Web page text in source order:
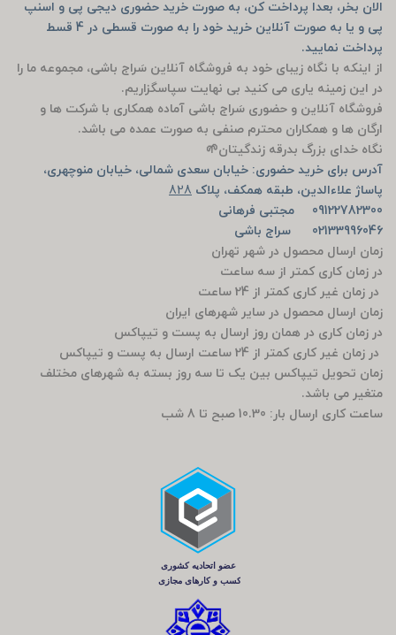
الان بخر، بعدا پرداخت کن، به صورت خرید حضوری دیجی پی و اسنپ
پی و یا به صورت آنلاین خرید خود را به صورت قسطی در 4 قسط
پرداخت نمایید.
از اینکه با نگاه زیبای خود به فروشگاه آنلاین سَراج باشی، مجموعه ما را
در این زمینه یاری می کنید بی نهایت سپاسگزاریم.
فروشگاه آنلاین و حضوری سَراج باشی آماده همکاری با شرکت ها و
ارگان ها و همکاران محترم صنفی به صورت عمده می باشد.
نگاه خدای بزرگ بدرقه زندگیتان🌱
آدرس برای خرید حضوری: خیابان سعدی شمالی، خیابان منوچهری،
پاساژ علاءالدین، طبقه همکف، پلاک 828
09122782300 مجتبی فرهانی
02133996046 سراج باشی
زمان ارسال محصول در شهر تهران
در زمان کاری کمتر از سه ساعت
در زمان غیر کاری کمتر از 24 ساعت
زمان ارسال محصول در سایر شهرهای ایران
در زمان کاری در همان روز ارسال به پست و تیپاکس
در زمان غیر کاری کمتر از 24 ساعت ارسال به پست و تیپاکس
زمان تحویل تیپاکس بین یک تا سه روز بسته به شهرهای مختلف
متغیر می باشد.
ساعت کاری ارسال بار: 10.30 صبح تا 8 شب